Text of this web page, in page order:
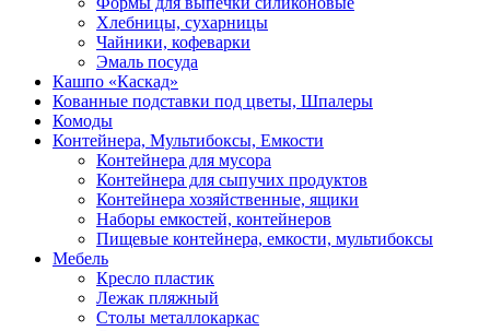
Хлебницы, сухарницы
Чайники, кофеварки
Эмаль посуда
Кашпо «Каскад»
Кованные подставки под цветы, Шпалеры
Комоды
Контейнера, Мультибоксы, Емкости
Контейнера для мусора
Контейнера для сыпучих продуктов
Контейнера хозяйственные, ящики
Наборы емкостей, контейнеров
Пищевые контейнера, емкости, мультибоксы
Мебель
Кресло пластик
Лежак пляжный
Столы металлокаркас